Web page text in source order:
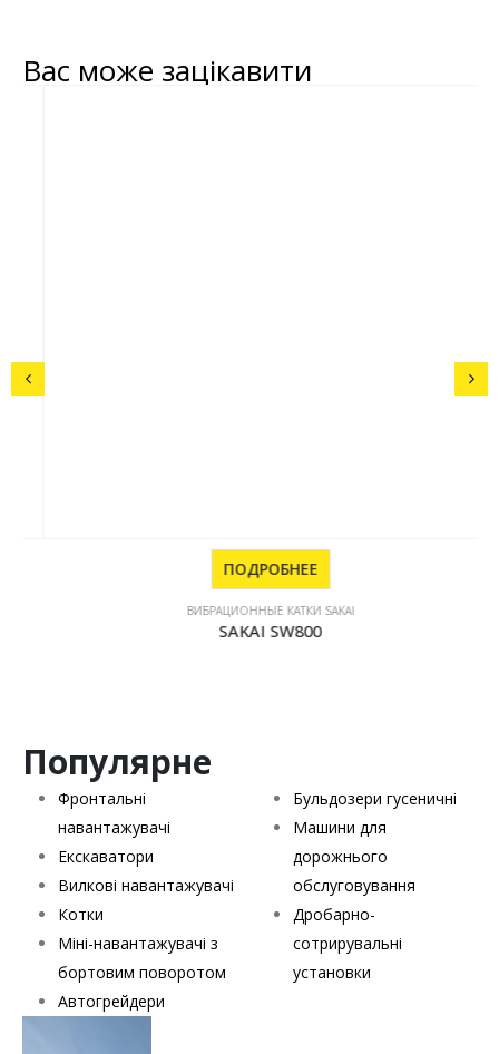
Вас може зацікавити
ПОДРОБНЕЕ
ВИБРАЦИОННЫЕ КАТКИ SAKAI
SAKAI SW800
Популярне
Фронтальні
навантажувачі
Екскаватори
Вилкові навантажувачі
Котки
Міні-навантажувачі з
бортовим поворотом
Автогрейдери
Бульдозери гусеничні
Машини для
дорожнього
обслуговування
Дробарно-
сотрирувальні
установки